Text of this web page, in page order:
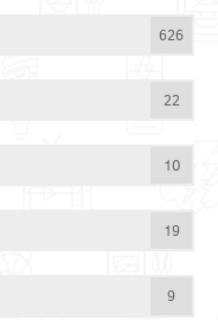
626
22
10
19
9